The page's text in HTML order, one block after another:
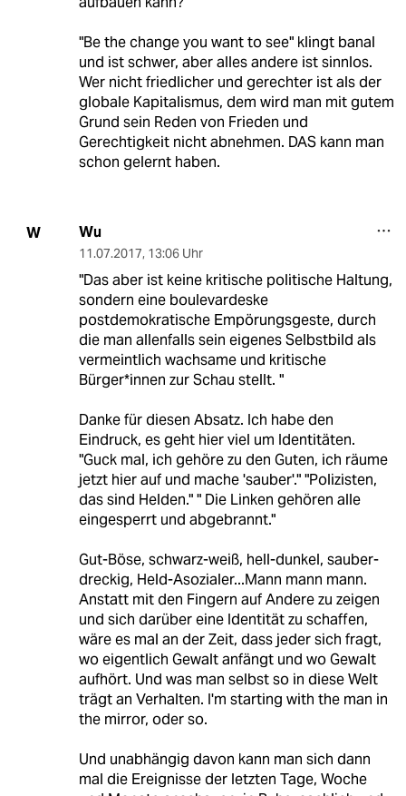
"Be the change you want to see" klingt banal
und ist schwer, aber alles andere ist sinnlos.
Wer nicht friedlicher und gerechter ist als der
globale Kapitalismus, dem wird man mit gutem
Grund sein Reden von Frieden und
Gerechtigkeit nicht abnehmen. DAS kann man
schon gelernt haben.
W Wu
11.07.2017, 13:06 Uhr
"Das aber ist keine kritische politische Haltung,
sondern eine boulevardeske
postdemokratische Empörungsgeste, durch
die man allenfalls sein eigenes Selbstbild als
vermeintlich wachsame und kritische
Bürger*innen zur Schau stellt. "
Danke für diesen Absatz. Ich habe den
Eindruck, es geht hier viel um Identitäten.
"Guck mal, ich gehöre zu den Guten, ich räume
jetzt hier auf und mache 'sauber'." "Polizisten,
das sind Helden." " Die Linken gehören alle
eingesperrt und abgebrannt."
Gut-Böse, schwarz-weiß, hell-dunkel, sauber-
dreckig, Held-Asozialer...Mann mann mann.
Anstatt mit den Fingern auf Andere zu zeigen
und sich darüber eine Identität zu schaffen,
wäre es mal an der Zeit, dass jeder sich fragt,
wo eigentlich Gewalt anfängt und wo Gewalt
aufhört. Und was man selbst so in diese Welt
trägt an Verhalten. I'm starting with the man in
the mirror, oder so.
Und unabhängig davon kann man sich dann
mal die Ereignisse der letzten Tage, Woche